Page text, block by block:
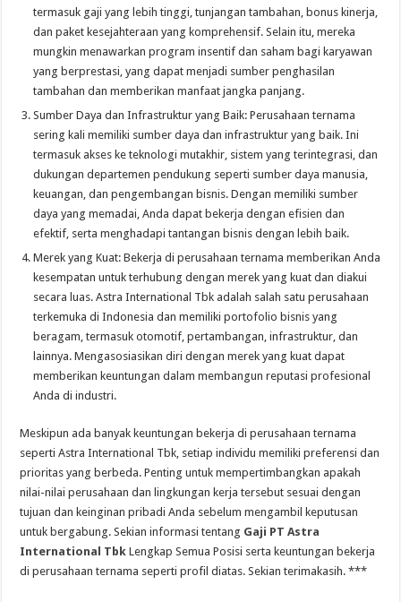
termasuk gaji yang lebih tinggi, tunjangan tambahan, bonus kinerja,
dan paket kesejahteraan yang komprehensif. Selain itu, mereka
mungkin menawarkan program insentif dan saham bagi karyawan
yang berprestasi, yang dapat menjadi sumber penghasilan
tambahan dan memberikan manfaat jangka panjang.
Sumber Daya dan Infrastruktur yang Baik: Perusahaan ternama
sering kali memiliki sumber daya dan infrastruktur yang baik. Ini
termasuk akses ke teknologi mutakhir, sistem yang terintegrasi, dan
dukungan departemen pendukung seperti sumber daya manusia,
keuangan, dan pengembangan bisnis. Dengan memiliki sumber
daya yang memadai, Anda dapat bekerja dengan efisien dan
efektif, serta menghadapi tantangan bisnis dengan lebih baik.
Merek yang Kuat: Bekerja di perusahaan ternama memberikan Anda
kesempatan untuk terhubung dengan merek yang kuat dan diakui
secara luas. Astra International Tbk adalah salah satu perusahaan
terkemuka di Indonesia dan memiliki portofolio bisnis yang
beragam, termasuk otomotif, pertambangan, infrastruktur, dan
lainnya. Mengasosiasikan diri dengan merek yang kuat dapat
memberikan keuntungan dalam membangun reputasi profesional
Anda di industri.
Meskipun ada banyak keuntungan bekerja di perusahaan ternama
seperti Astra International Tbk, setiap individu memiliki preferensi dan
prioritas yang berbeda. Penting untuk mempertimbangkan apakah
nilai-nilai perusahaan dan lingkungan kerja tersebut sesuai dengan
tujuan dan keinginan pribadi Anda sebelum mengambil keputusan
untuk bergabung. Sekian informasi tentang Gaji PT Astra
International Tbk Lengkap Semua Posisi serta keuntungan bekerja
di perusahaan ternama seperti profil diatas. Sekian terimakasih. ***